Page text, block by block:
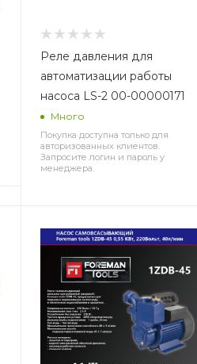
Реле давления для
автоматизации работы
насоса LS-2 00-00000171
Много
Покупка доступна только для
авторизованных клиентов.
Запросите логин и пароль у
менеджера.